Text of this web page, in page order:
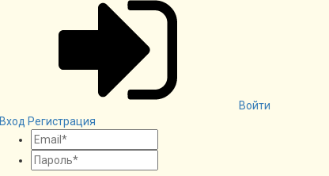
Войти
Вход Регистрация